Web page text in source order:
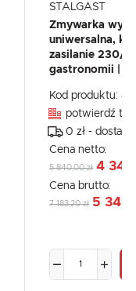
STALGAST
Zmywarka
uniwersalna,
zasilanie 230/
gastronomii |
Kod produktu:
potwierdź
0 zł -
Cena netto:
5 840,00 zł 4
Cena brutto:
7 183,20 zł 5